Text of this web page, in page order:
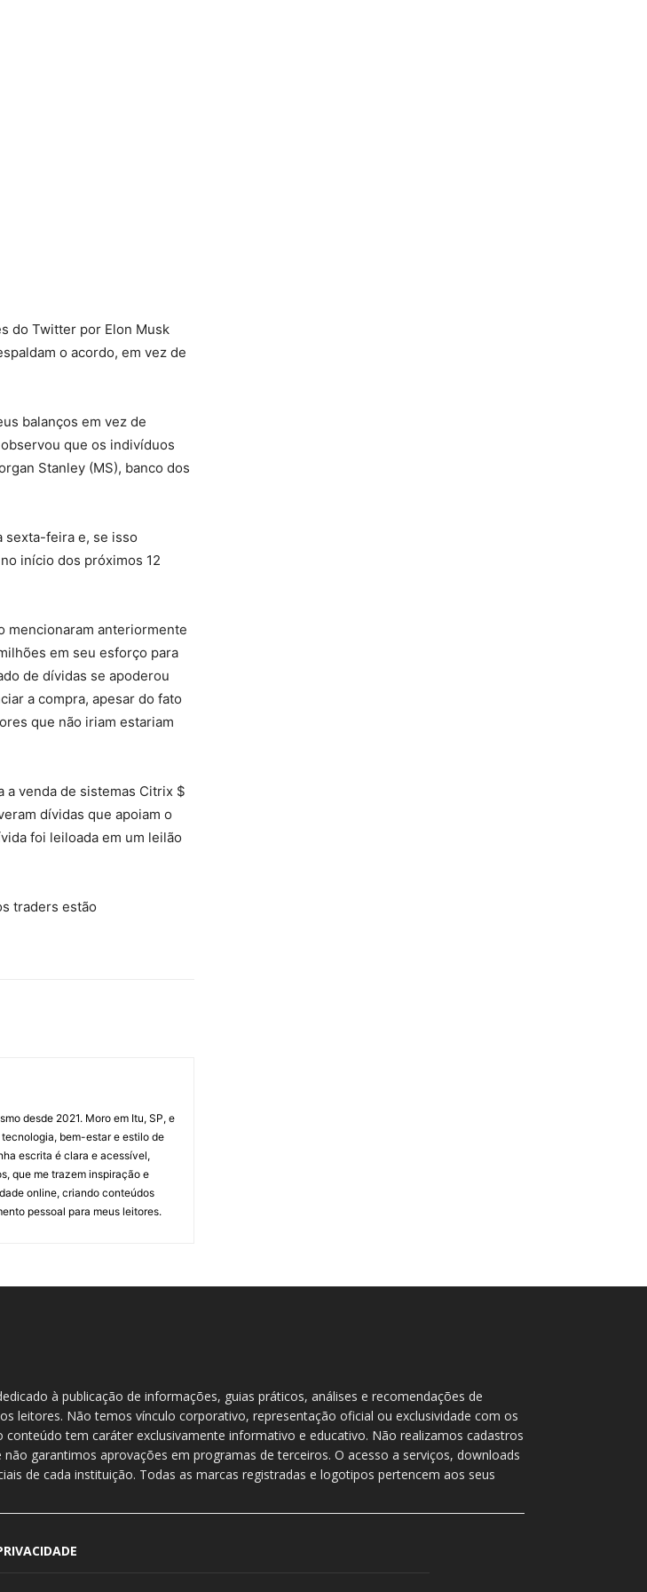
do Twitter por Elon Musk
o acordo, em vez de
balanços em vez de
que os indivíduos
Stanley (MS), banco dos
sexta-feira e, se isso
início dos próximos 12
mencionaram anteriormente
em seu esforço para
de dívidas se apoderou
a compra, apesar do fato
que não iriam estariam
a venda de sistemas Citrix $
dívidas que apoiam o
foi leiloada em um leilão
traders estão
desde 2021. Moro em Itu, SP, e
bem-estar e estilo de
escrita é clara e acessível,
que me trazem inspiração e
online, criando conteúdos
pessoal para meus leitores.
à publicação de informações, guias práticos, análises e recomendações de
leitores. Não temos vínculo corporativo, representação oficial ou exclusividade com os
tem caráter exclusivamente informativo e educativo. Não realizamos cadastros
garantimos aprovações em programas de terceiros. O acesso a serviços, downloads
de cada instituição. Todas as marcas registradas e logotipos pertencem aos seus